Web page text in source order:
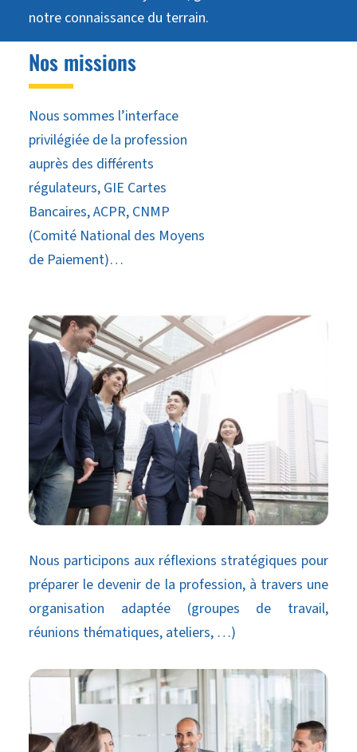
notre connaissance du terrain.
Nos missions
Nous sommes l’interface
privilégiée de la profession
auprès des différents
régulateurs, GIE Cartes
Bancaires, ACPR, CNMP
(Comité National des Moyens
de Paiement)…
Nous participons aux réflexions stratégiques pour
préparer le devenir de la profession, à travers une
organisation adaptée (groupes de travail,
réunions thématiques, ateliers, …)